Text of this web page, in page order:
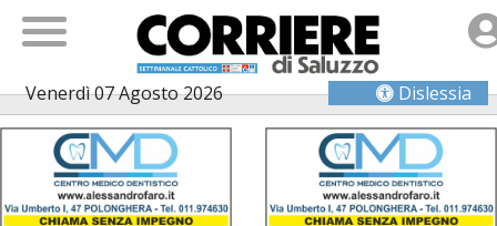
Venerdì 07 Agosto 2026 Dislessia